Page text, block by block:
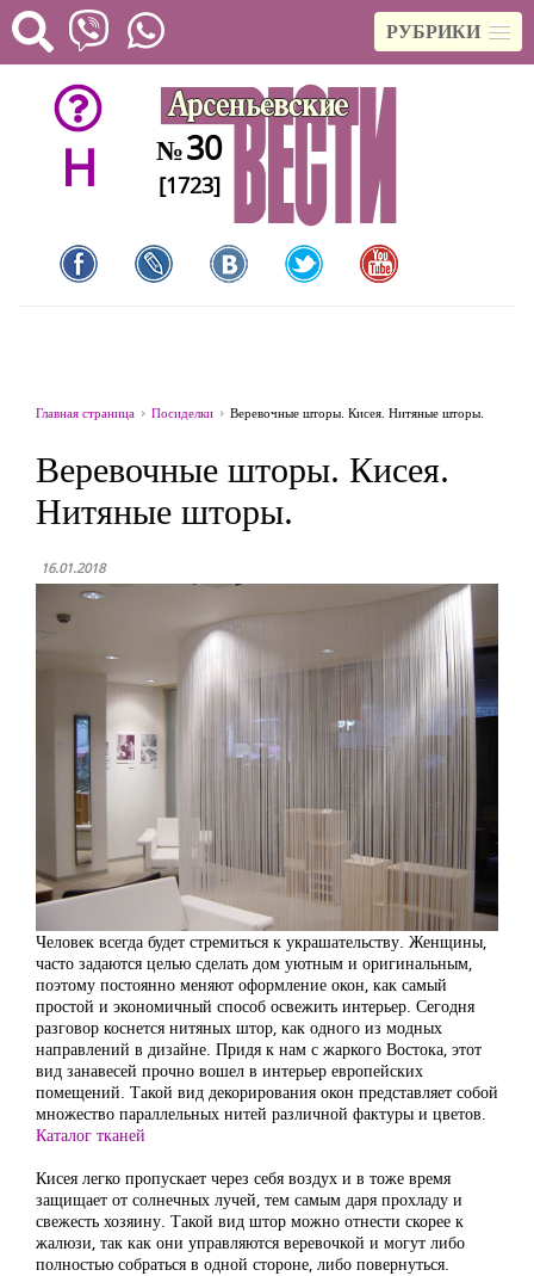
РУБРИКИ
H №30
[1723]
Главная страница Посиделки Веревочные шторы. Кисея. Нитяные шторы.
Веревочные шторы. Кисея.
Нитяные шторы.
16.01.2018
Человек всегда будет стремиться к украшательству. Женщины,
часто задаются целью сделать дом уютным и оригинальным,
поэтому постоянно меняют оформление окон, как самый
простой и экономичный способ освежить интерьер. Сегодня
разговор коснется нитяных штор, как одного из модных
направлений в дизайне. Придя к нам с жаркого Востока, этот
вид занавесей прочно вошел в интерьер европейских
помещений. Такой вид декорирования окон представляет собой
множество параллельных нитей различной фактуры и цветов.
Каталог тканей
Кисея легко пропускает через себя воздух и в тоже время
защищает от солнечных лучей, тем самым даря прохладу и
свежесть хозяину. Такой вид штор можно отнести скорее к
жалюзи, так как они управляются веревочкой и могут либо
полностью собраться в одной стороне, либо повернуться.